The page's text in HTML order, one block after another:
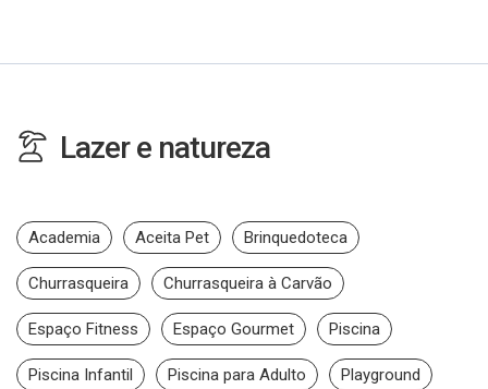
Lazer e natureza
Academia Aceita Pet Brinquedoteca
Churrasqueira Churrasqueira à Carvão
Espaço Fitness Espaço Gourmet Piscina
Piscina Infantil Piscina para Adulto Playground